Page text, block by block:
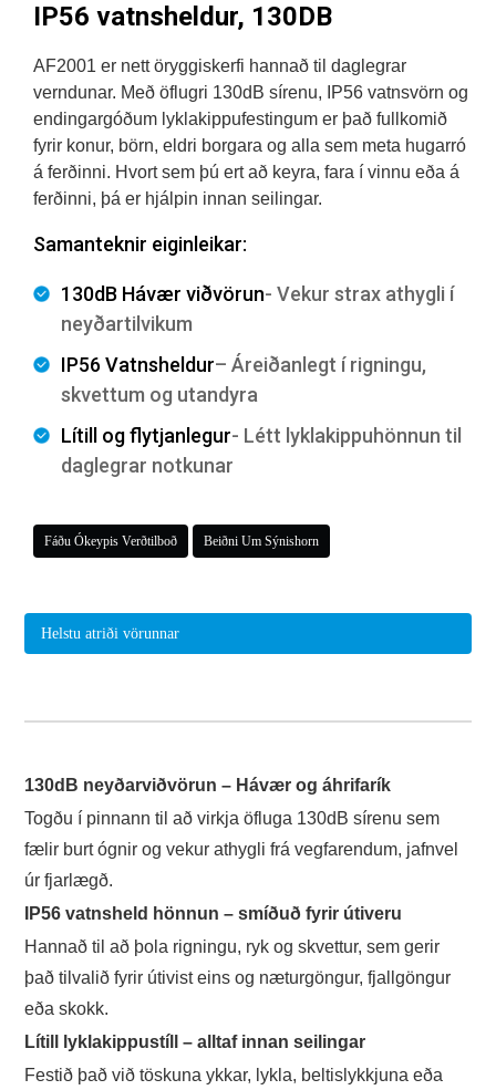
IP56 vatnsheldur, 130DB
AF2001 er nett öryggiskerfi hannað til daglegrar
verndunar. Með öflugri 130dB sírenu, IP56 vatnsvörn og
endingargóðum lyklakippufestingum er það fullkomið
fyrir konur, börn, eldri borgara og alla sem meta hugarró
á ferðinni. Hvort sem þú ert að keyra, fara í vinnu eða á
ferðinni, þá er hjálpin innan seilingar.
Samanteknir eiginleikar:
130dB Hávær viðvörun- Vekur strax athygli í
neyðartilvikum
IP56 Vatnsheldur– Áreiðanlegt í rigningu,
skvettum og utandyra
Lítill og flytjanlegur- Létt lyklakippuhönnun til
daglegrar notkunar
Fáðu Ókeypis Verðtilboð Beiðni Um Sýnishorn
Helstu atriði vörunnar
130dB neyðarviðvörun – Hávær og áhrifarík
Togðu í pinnann til að virkja öfluga 130dB sírenu sem
fælir burt ógnir og vekur athygli frá vegfarendum, jafnvel
úr fjarlægð.
IP56 vatnsheld hönnun – smíðuð fyrir útiveru
Hannað til að þola rigningu, ryk og skvettur, sem gerir
það tilvalið fyrir útivist eins og næturgöngur, fjallgöngur
eða skokk.
Lítill lyklakippustíll – alltaf innan seilingar
Festið það við töskuna ykkar, lykla, beltislykkjuna eða